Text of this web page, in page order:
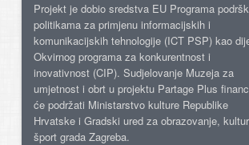
Projekt je dobio sredstva EU Programa
politikama za primjenu informacijskih i
komunikacijskih tehnologije (ICT PSP) kao
Okvirnog programa za konkurentnost i
inovativnost (CIP). Sudjelovanje Muzeja za
umjetnost i obrt u projektu Partage Plus
će podržati Ministarstvo kulture Republike
Hrvatske i Gradski ured za obrazovanje,
šport grada Zagreba.